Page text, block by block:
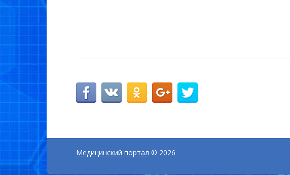
Медицинский портал © 2026